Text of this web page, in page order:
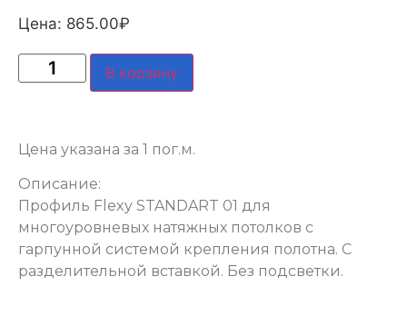
Цена: 865.00₽
В корзину
Цена указана за 1 пог.м.
Описание:
Профиль Flexy STANDART 01 для
многоуровневых натяжных потолков с
гарпунной системой крепления полотна. С
разделительной вставкой. Без подсветки.